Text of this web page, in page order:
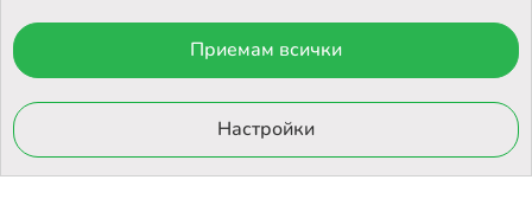
© 2026 Otrovi.com. Всички права запазени ™ |Карта на сайта
Онлайн магазин
Приемам всички
Настройки